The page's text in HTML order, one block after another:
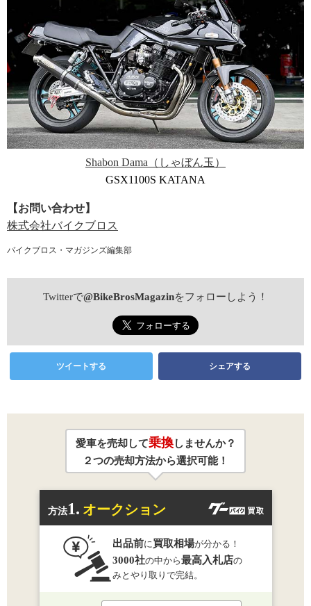
Shabon Dama（しゃぼん玉）
GSX1100S KATANA
【お問い合わせ】
株式会社バイクブロス
バイクブロス・マガジンズ編集部
Twitterで@BikeBrosMagazinをフォローしよう！
ツイートする シェアする
愛車を売却して乗換しませんか？
２つの売却方法から選択可能！
方法1. オークション
出品前に買取相場が分かる！
3000社の中から最高入札店の
みとやり取りで完結。